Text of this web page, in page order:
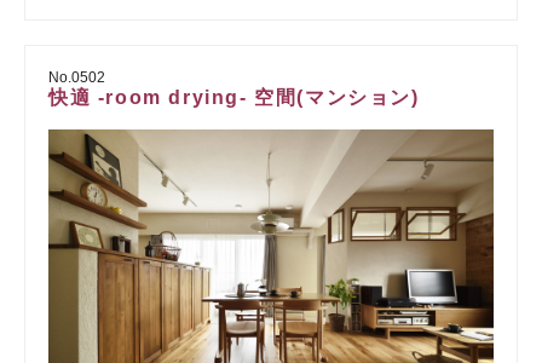
No.0502
快適 -room drying- 空間(マンション)